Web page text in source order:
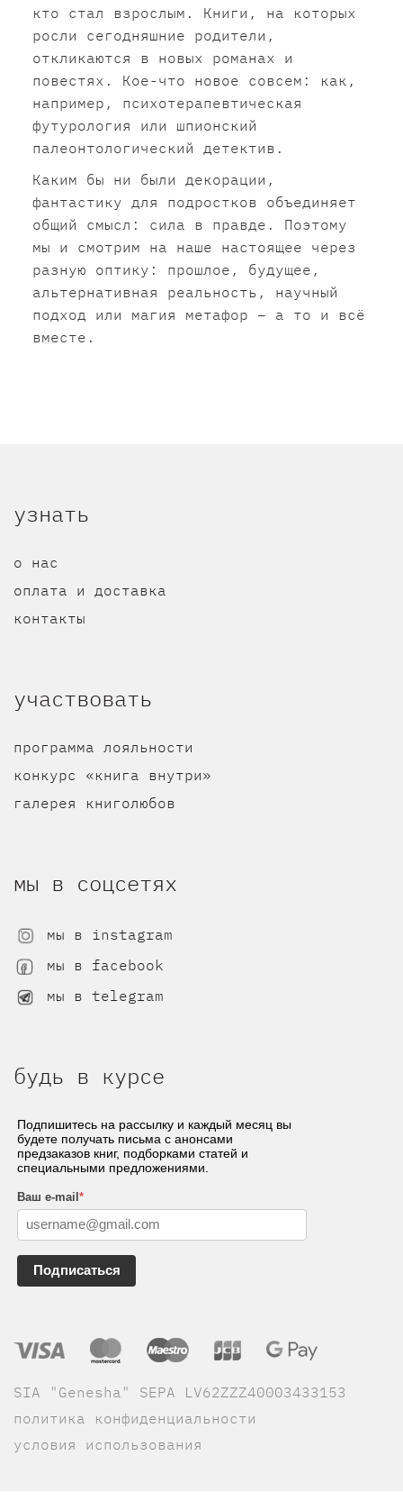
кто стал взрослым. Книги, на которых
росли сегодняшние родители,
откликаются в новых романах и
повестях. Кое-что новое совсем: как,
например, психотерапевтическая
футурология или шпионский
палеонтологический детектив.
Каким бы ни были декорации,
фантастику для подростков объединяет
общий смысл: сила в правде. Поэтому
мы и смотрим на наше настоящее через
разную оптику: прошлое, будущее,
альтернативная реальность, научный
подход или магия метафор – а то и всё
вместе.
узнать
о нас
оплата и доставка
контакты
участвовать
программа лояльности
конкурс «книга внутри»
галерея книголюбов
мы в соцсетях
мы в instagram
мы в facebook
мы в telegram
будь в курсе
Подпишитесь на рассылку и каждый месяц вы
будете получать письма с анонсами
предзаказов книг, подборками статей и
специальными предложениями.
Ваш e-mail *
Подписаться
SIA "Genesha" SEPA LV62ZZZ40003433153
политика конфиденциальности
условия использования